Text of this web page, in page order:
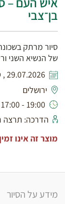
בן־צבי
סיור מרתק
של הנשיא השני
29.07.2026 , ט"ו באב תשפ"ו
ירושלים
19:00 - 17:00
הדרכה: תרצה
מוצר זה אינו זמין
מידע על הסיור